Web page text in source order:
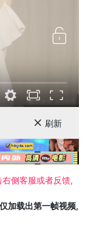
刷新
侧客服或者反馈,
加载出第一帧视频,